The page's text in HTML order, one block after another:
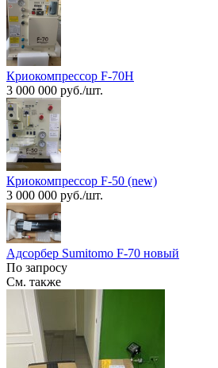
Криокомпрессор F-70H
3 000 000 руб./шт.
Криокомпрессор F-50 (new)
3 000 000 руб./шт.
Адсорбер Sumitomo F-70 новый
По запросу
См. также